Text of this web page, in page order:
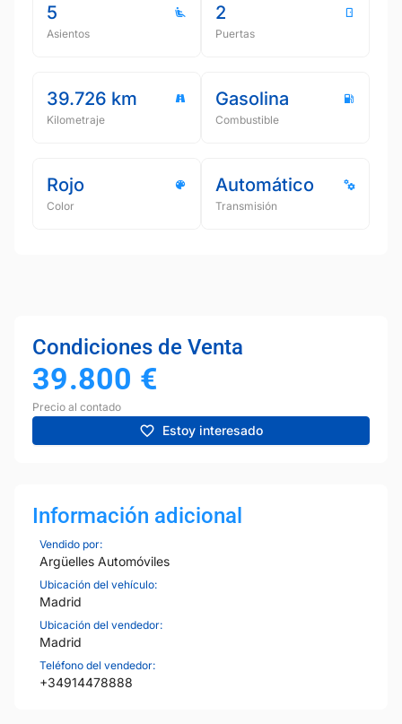
5
Asientos
2
Puertas
39.726 km
Kilometraje
Gasolina
Combustible
Rojo
Color
Automático
Transmisión
Condiciones de Venta
39.800 €
Precio al contado
Estoy interesado
Información adicional
Vendido por:
Argüelles Automóviles
Ubicación del vehículo:
Madrid
Ubicación del vendedor:
Madrid
Teléfono del vendedor:
+34914478888